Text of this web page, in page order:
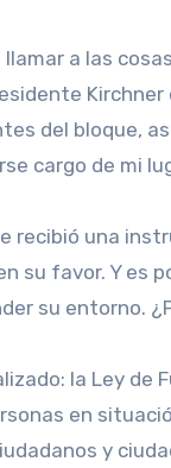
a las
del bloque,
cargo de mi
una
su favor. Y es
su entorno.
la Ley
en
y